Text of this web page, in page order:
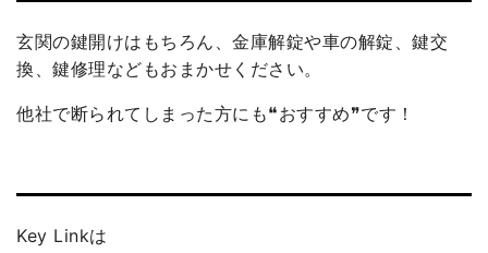
玄関の鍵開けはもちろん、金庫解錠や車の解錠、鍵交
換、鍵修理などもおまかせください。
他社で断られてしまった方にも❝おすすめ❞です！
Key Linkは